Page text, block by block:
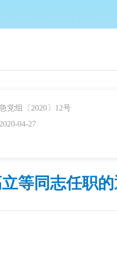
党组〔2020〕12号
04-27
等同志任职